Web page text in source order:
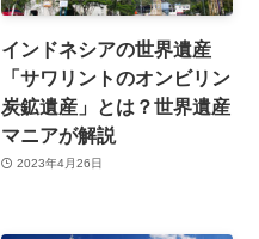
インドネシアの世界遺産
「サワリントのオンビリン
炭鉱遺産」とは？世界遺産
マニアが解説
2023年4月26日